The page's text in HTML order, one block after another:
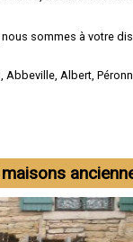
sommes à votre
Abbeville Albert ,